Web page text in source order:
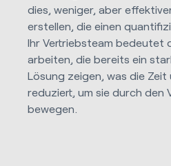
dies, weniger, aber
erstellen, die einen
Ihr Vertriebsteam bedeutet
arbeiten, die bereits ein
Lösung zeigen, was die
reduziert, um sie durch
bewegen.